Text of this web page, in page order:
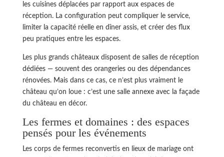
les cuisines déplacées par rapport aux espaces de
réception. La configuration peut compliquer le service,
limiter la capacité réelle en dîner assis, et créer des flux
peu pratiques entre les espaces.
Les plus grands châteaux disposent de salles de réception
dédiées — souvent des orangeries ou des dépendances
rénovées. Mais dans ce cas, ce n’est plus vraiment le
château qu’on loue : c’est une salle annexe avec la façade
du château en décor.
Les fermes et domaines : des espaces
pensés pour les événements
Les corps de fermes reconvertis en lieux de mariage ont